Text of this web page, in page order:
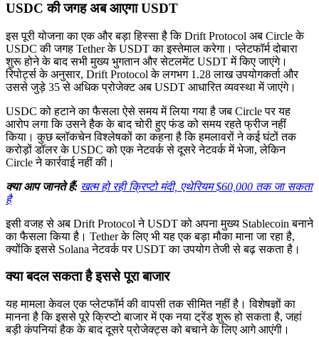
USDC की जगह अब आएगा USDT
इस पूरी योजना का एक और बड़ा हिस्सा है कि Drift Protocol अब Circle के
USDC की जगह Tether के USDT का इस्तेमाल करेगा। प्लेटफॉर्म दोबारा
शुरू होने के बाद सभी मुख्य भुगतान और सेटलमेंट USDT में किए जाएंगे।
रिपोर्ट्स के अनुसार, Drift Protocol के लगभग 1.28 लाख उपयोगकर्ता और
उससे जुड़े 35 से अधिक प्रोजेक्ट अब USDT आधारित व्यवस्था में जाएंगे।
USDC को हटाने का फैसला ऐसे समय में लिया गया है जब Circle पर यह
आरोप लगा कि उसने हैक के बाद चोरी हुए फंड को समय रहते फ्रीज नहीं
किया। कुछ ब्लॉकचेन विश्लेषकों का कहना है कि हमलावरों ने कई घंटों तक
करोड़ों डॉलर के USDC को एक नेटवर्क से दूसरे नेटवर्क में भेजा, लेकिन
Circle ने कार्रवाई नहीं की।
क्या आप जानते हैं: खत्म हो रही क्रिप्टो मंदी, एथेरियम $60,000 तक जा सकता
है
इसी वजह से अब Drift Protocol ने USDT को अपना मुख्य Stablecoin बनाने
का फैसला किया है। Tether के लिए भी यह एक बड़ा मौका माना जा रहा है,
क्योंकि इससे Solana नेटवर्क पर USDT का उपयोग तेजी से बढ़ सकता है।
क्या बदल सकता है इससे पूरा बाजार
यह मामला केवल एक प्लेटफॉर्म की वापसी तक सीमित नहीं है। विशेषज्ञों का
मानना है कि इससे पूरे क्रिप्टो बाजार में एक नया ट्रेंड शुरू हो सकता है, जहां
बड़ी कंपनियां हैक के बाद दूसरे प्रोजेक्ट्स को बचाने के लिए आगे आएंगी।